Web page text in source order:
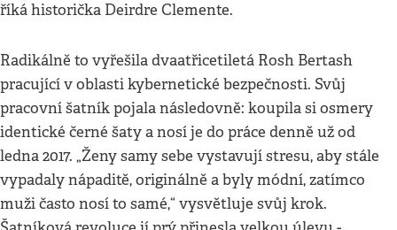
říká historička Deirdre Clemente.
Radikálně to vyřešila dvaatřicetiletá Rosh Bertash
pracující v oblasti kybernetické bezpečnosti. Svůj
pracovní šatník pojala následovně: koupila si osmery
identické černé šaty a nosí je do práce denně už od
ledna 2017. „Ženy samy sebe vystavují stresu, aby stále
vypadaly nápaditě, originálně a byly módní, zatímco
muži často nosí to samé,“ vysvětluje svůj krok.